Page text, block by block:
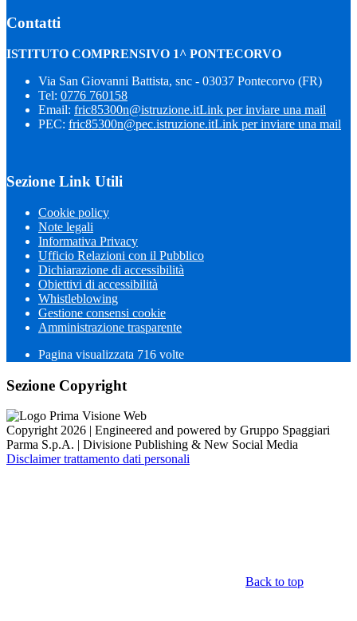
Contatti
ISTITUTO COMPRENSIVO 1^ PONTECORVO
Via San Giovanni Battista, snc - 03037 Pontecorvo (FR)
Tel: 0776 760158
Email: fric85300n@istruzione.itLink per inviare una mail
PEC: fric85300n@pec.istruzione.itLink per inviare una mail
Sezione Link Utili
Cookie policy
Note legali
Informativa Privacy
Ufficio Relazioni con il Pubblico
Dichiarazione di accessibilità
Obiettivi di accessibilità
Whistleblowing
Gestione consensi cookie
Amministrazione trasparente
Pagina visualizzata 716 volte
Sezione Copyright
Copyright 2026 | Engineered and powered by Gruppo Spaggiari
Parma S.p.A. | Divisione Publishing & New Social Media
Disclaimer trattamento dati personali
Back to top